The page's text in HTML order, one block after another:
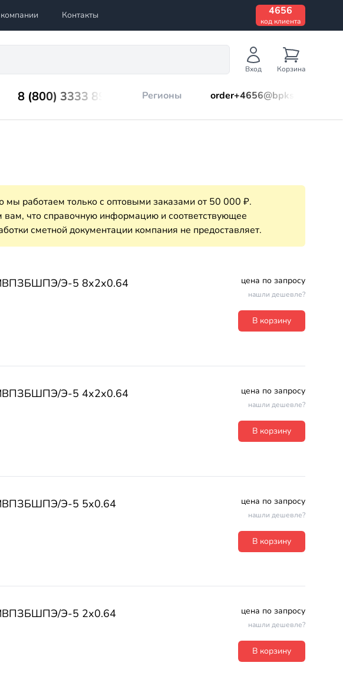
Контакты 4656
код клиента
Вход Корзина
8 (800) 3333 899 Регионы order+4656@bpks.ru
работаем только с оптовыми заказами от 50 000 ₽.
что справочную информацию и соответствующее
сметной документации компания не предоставляет.
Э-5 8х2х0.64 цена по запросу
нашли дешевле?
В корзину
Э-5 4х2х0.64 цена по запросу
нашли дешевле?
В корзину
Э-5 5х0.64 цена по запросу
нашли дешевле?
В корзину
Э-5 2х0.64 цена по запросу
нашли дешевле?
В корзину